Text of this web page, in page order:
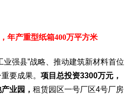
年产重型纸箱400万平方米
业强县”战略、推动建筑新材料首位
要成果。 项目总投资3300万元，
业园， 租赁园区一号厂区4号厂房